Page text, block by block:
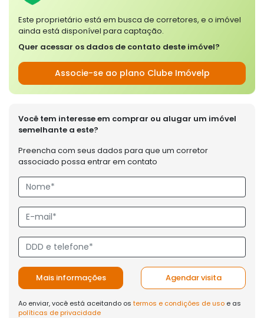
Este proprietário está em busca de corretores, e o imóvel
ainda está disponível para captação.
Quer acessar os dados de contato deste imóvel?
Associe-se ao plano Clube Imóvelp
Você tem interesse em comprar ou alugar um imóvel
semelhante a este?
Preencha com seus dados para que um corretor
associado possa entrar em contato
Mais informações Agendar visita
Ao enviar, você está aceitando os termos e condições de uso e as
políticas de privacidade